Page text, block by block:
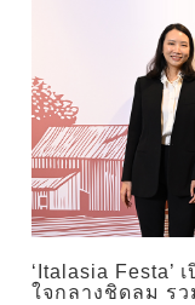
‘Italasia Festa’
ใจกลางชิดลม ร